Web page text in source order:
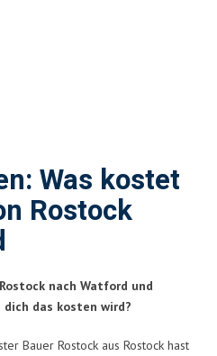
Was kostet
Rostock
nach Watford und
das kosten wird?
Bauer Rostock aus Rostock hast